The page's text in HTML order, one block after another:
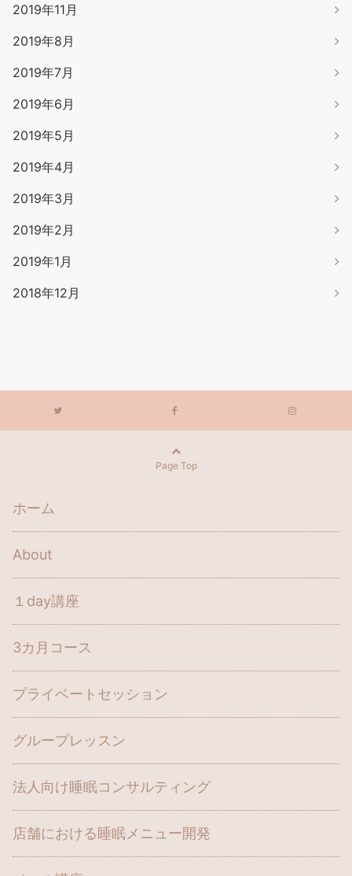
2019年11月
2019年8月
2019年7月
2019年6月
2019年5月
2019年4月
2019年3月
2019年2月
2019年1月
2018年12月
Page Top
ホーム
About
１day講座
3カ月コース
プライベートセッション
グループレッスン
法人向け睡眠コンサルティング
店舗における睡眠メニュー開発